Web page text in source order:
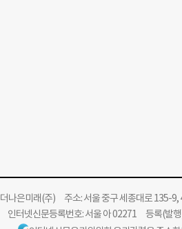
더나은미래(주)주소: 서울 중구 세종대로 135-
인터넷신문등록번호: 서울 아 02271 등록(발